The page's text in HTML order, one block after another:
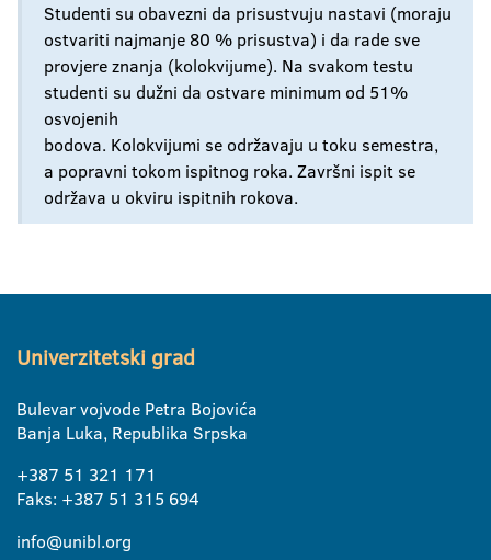
Studenti su obavezni da prisustvuju nastavi (moraju
ostvariti najmanje 80 % prisustva) i da rade sve
provjere znanja (kolokvijume). Na svakom testu
studenti su dužni da ostvare minimum od 51%
osvojenih
bodova. Kolokvijumi se održavaju u toku semestra,
a popravni tokom ispitnog roka. Završni ispit se
održava u okviru ispitnih rokova.
Univerzitetski grad
Bulevar vojvode Petra Bojovića
Banja Luka, Republika Srpska
+387 51 321 171
Faks: +387 51 315 694
info@unibl.org